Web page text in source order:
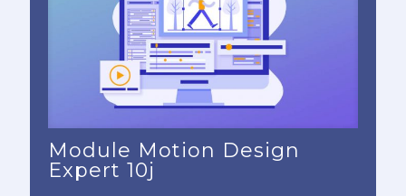
Module Motion Design
Expert 10j